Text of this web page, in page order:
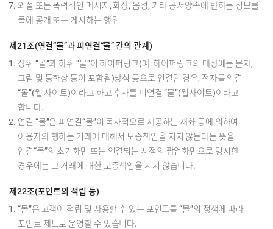
외설 또는 폭력적인 메시지, 화상, 음성, 기타 공서양속에 반하는 정보를
몰에 공개 또는 게시하는 행위
제21조(연결“몰”과 피연결“몰” 간의 관계)
상위 “몰”과 하위 “몰”이 하이퍼링크(예: 하이퍼링크의 대상에는 문자,
그림 및 동화상 등이 포함됨)방식 등으로 연결된 경우, 전자를 연결
“몰”(웹 사이트)이라고 하고 후자를 피연결 “몰”(웹사이트)이라고
합니다.
연결 “몰”은 피연결“몰”이 독자적으로 제공하는 재화 등에 의하여
이용자와 행하는 거래에 대해서 보증책임을 지지 않는다는 뜻을
연결“몰”의 초기화면 또는 연결되는 시점의 팝업화면으로 명시한
경우에는 그 거래에 대한 보증책임을 지지 않습니다.
제22조(포인트의 적립 등)
“몰”은 고객이 적립 및 사용할 수 있는 포인트를 “몰”의 정책에 따라
포인트 제도로 운영할 수 있습니다.